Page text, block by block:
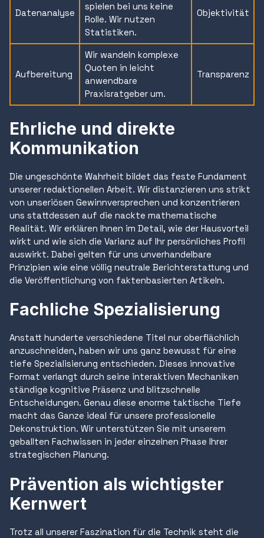
Datenanalyse
spielen bei uns keine
Rolle. Wir nutzen
Statistiken.
Objektivität
Aufbereitung
Wir wandeln komplexe
Quoten in leicht
anwendbare
Praxisratgeber um.
Transparenz
Ehrliche und direkte
Kommunikation
Die ungeschönte Wahrheit bildet das feste Fundament
unserer redaktionellen Arbeit. Wir distanzieren uns strikt
von unseriösen Gewinnversprechen und konzentrieren
uns stattdessen auf die nackte mathematische
Realität. Wir erklären Ihnen im Detail, wie der Hausvorteil
wirkt und wie sich die Varianz auf Ihr persönliches Profil
auswirkt. Dabei gelten für uns unverhandelbare
Prinzipien wie eine völlig neutrale Berichterstattung und
die Veröffentlichung von faktenbasierten Artikeln.
Fachliche Spezialisierung
Anstatt hunderte verschiedene Titel nur oberflächlich
anzuschneiden, haben wir uns ganz bewusst für eine
tiefe Spezialisierung entschieden. Dieses innovative
Format verlangt durch seine interaktiven Mechaniken
ständige kognitive Präsenz und blitzschnelle
Entscheidungen. Genau diese enorme taktische Tiefe
macht das Ganze ideal für unsere professionelle
Dekonstruktion. Wir unterstützen Sie mit unserem
geballten Fachwissen in jeder einzelnen Phase Ihrer
strategischen Planung.
Prävention als wichtigster
Kernwert
Trotz all unserer Faszination für die Technik steht die